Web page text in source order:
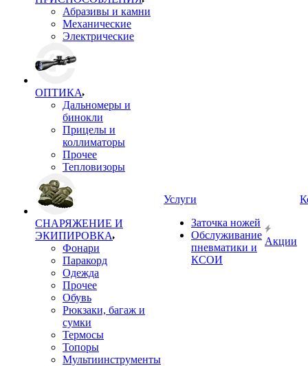
Абразивы и камни
Механические
Электрические
ОПТИКА
Дальномеры и
бинокли
Прицелы и
коллиматоры
Прочее
Тепловизоры
СНАРЯЖЕНИЕ И
ЭКИПИРОВКА
Фонари
Паракорд
Одежда
Прочее
Обувь
Рюкзаки, багаж и
сумки
Термосы
Топоры
Мультиинструменты
Услуги
Заточка ножей
Обслуживание
пневматики и
КСОИ
Акции